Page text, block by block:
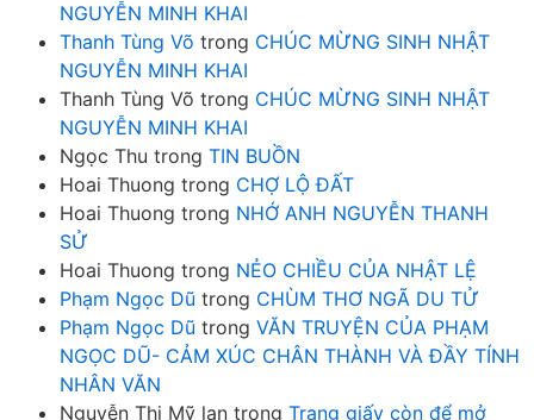
NGUYỄN MINH KHAI
Thanh Tùng Võ trong CHÚC MỪNG SINH NHẬT
NGUYỄN MINH KHAI
Thanh Tùng Võ trong CHÚC MỪNG SINH NHẬT
NGUYỄN MINH KHAI
Ngọc Thu trong TIN BUỒN
Hoai Thuong trong CHỢ LỘ ĐẤT
Hoai Thuong trong NHỚ ANH NGUYỄN THANH
SỬ
Hoai Thuong trong NẺO CHIỀU CỦA NHẬT LỆ
Phạm Ngọc Dũ trong CHÙM THƠ NGÃ DU TỬ
Phạm Ngọc Dũ trong VĂN TRUYỆN CỦA PHẠM
NGỌC DŨ- CẢM XÚC CHÂN THÀNH VÀ ĐẦY TÍNH
NHÂN VĂN
Nguyễn Thị Mỹ lan trong Trang giấy còn để mở